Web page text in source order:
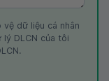
vệ dữ liệu cá nhân
lý DLCN của tôi